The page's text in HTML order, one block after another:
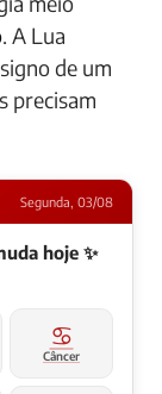
. A Lua
de um
precisam
Segunda, 03/08
hoje ✨
♋
Câncer